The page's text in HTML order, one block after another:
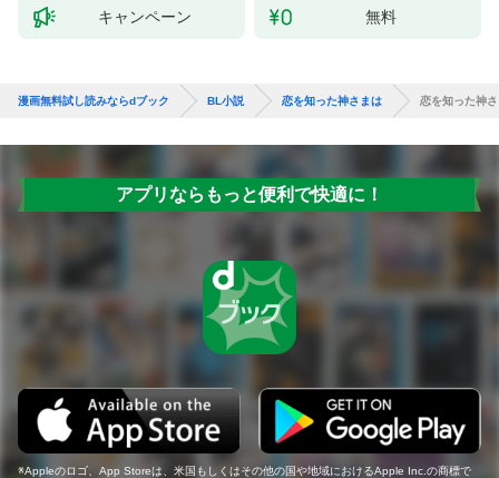
キャンペーン 無料
漫画無料試し読みならdブック BL小説 恋を知った神さまは 恋を知った神
アプリならもっと便利で快適に！
Appleのロゴ、App Storeは、米国もしくはその他の国や地域におけるApple Inc.の商標で